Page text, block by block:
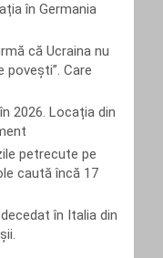
în Germania
că Ucraina nu
povești”. Care
2026. Locația din
petrecute pe
caută încă 17
în Italia din